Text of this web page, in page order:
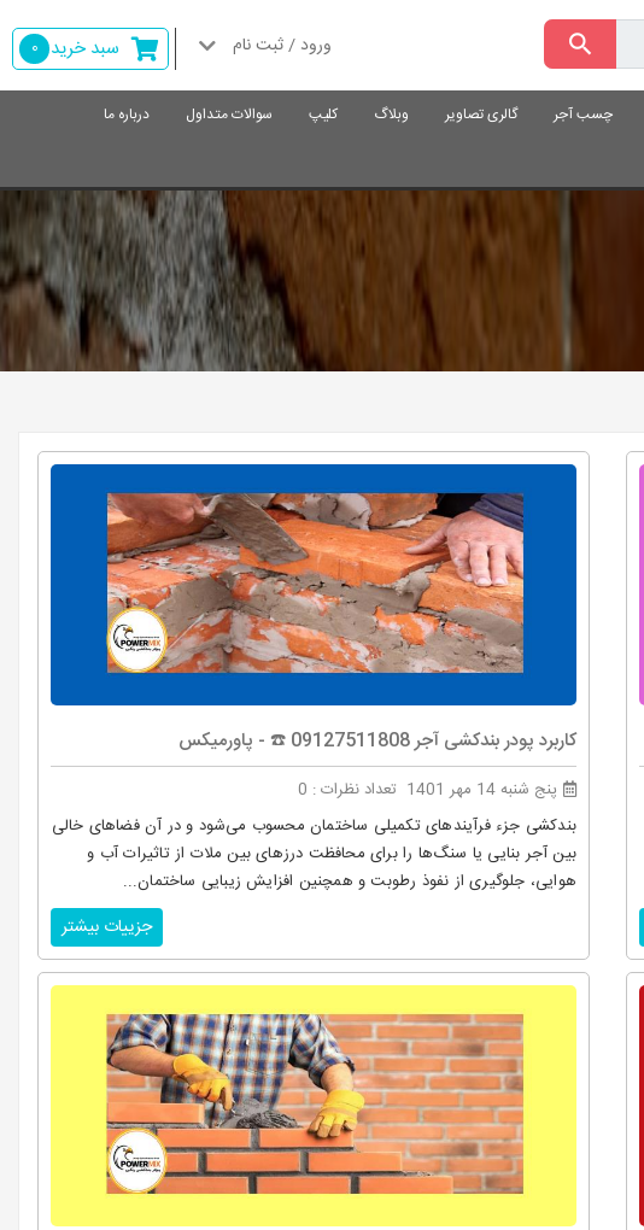
سبد خرید 0 ورود / ثبت نام
چسب آجر گالری تصاویر وبلاگ کلیپ سوالات متداول
درباره ما
کاربرد پودر بندکشی آجر 09127511808 ☎️ - پاورمیکس
پنج شنبه 14 مهر 1401
تعداد نظرات : 0
بندکشی جزء فرآیندهای تکمیلی ساختمان محسوب می‌شود و در آن فضاهای خالی
بین آجر بنایی یا سنگ‌ها را برای محافظت درزهای بین ملات از تاثیرات آب ‌و
هوایی، جلوگیری از نفوذ رطوبت و همچنین افزایش زیبایی ساختمان...
جزییات بیشتر